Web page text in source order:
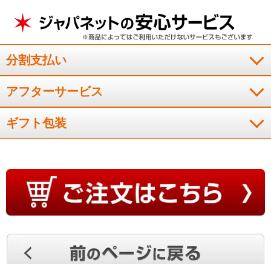
分割支払い
アフターサービス
ギフト包装